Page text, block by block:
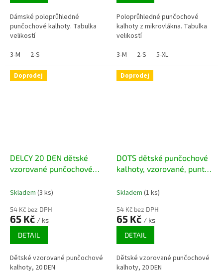
Dámské poloprůhledné
punčochové kalhoty. Tabulka
velikostí
3-M
2-S
Poloprůhledné punčochové
kalhoty z mikrovlákna. Tabulka
velikostí
3-M
2-S 5-XL
Doprodej
DELCY 20 DEN dětské
vzorované punčochové
Skladem (3 ks)
54 Kč bez DPH
65 Kč / ks
DETAIL
Dětské vzorované punčochové
kalhoty, 20 DEN
Doprodej
DOTS dětské punčochové
kalhoty, vzorované, puntík,
Skladem (1 ks)
54 Kč bez DPH
65 Kč / ks
DETAIL
Dětské vzorované punčochové
kalhoty, 20 DEN